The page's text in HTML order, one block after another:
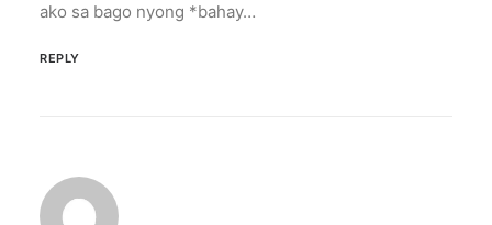
ako sa bago nyong *bahay…
REPLY